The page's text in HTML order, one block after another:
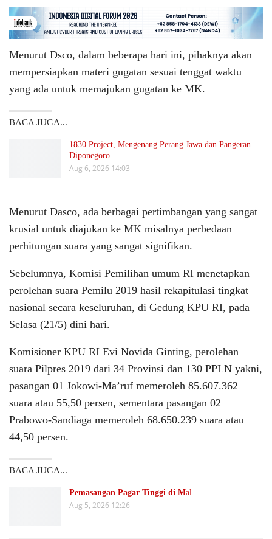
Menurut Dsco, dalam beberapa hari ini, pihaknya akan
mempersiapkan materi gugatan sesuai tenggat waktu
yang ada untuk memajukan gugatan ke MK.
BACA JUGA...
1830 Project, Mengenang Perang Jawa dan Pangeran
Diponegoro
Aug 6, 2026 14:03
Menurut Dasco, ada berbagai pertimbangan yang sangat
krusial untuk diajukan ke MK misalnya perbedaan
perhitungan suara yang sangat signifikan.
Sebelumnya, Komisi Pemilihan umum RI menetapkan
perolehan suara Pemilu 2019 hasil rekapitulasi tingkat
nasional secara keseluruhan, di Gedung KPU RI, pada
Selasa (21/5) dini hari.
Komisioner KPU RI Evi Novida Ginting, perolehan
suara Pilpres 2019 dari 34 Provinsi dan 130 PPLN yakni,
pasangan 01 Jokowi-Ma’ruf memeroleh 85.607.362
suara atau 55,50 persen, sementara pasangan 02
Prabowo-Sandiaga memeroleh 68.650.239 suara atau
44,50 persen.
BACA JUGA...
Pemasangan Pagar Tinggi di Mal
Aug 5, 2026 12:26